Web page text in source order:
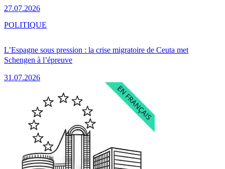
27.07.2026
L’Espagne sous pression : la crise migratoire de Ceuta met
Schengen à l’épreuve
31.07.2026
POLITIQUE